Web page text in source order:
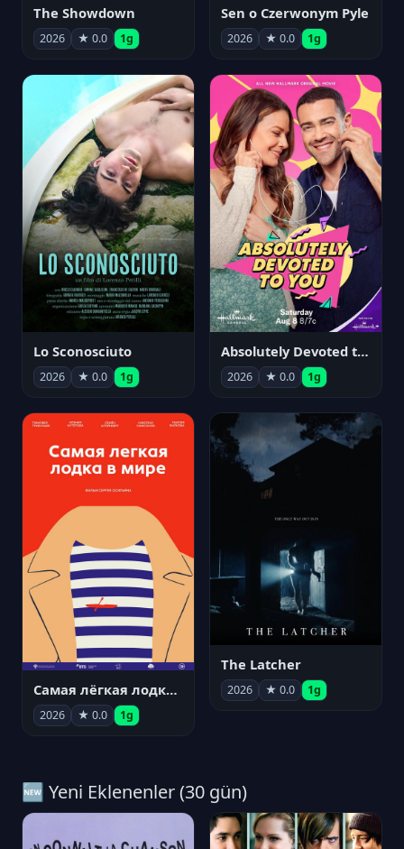
The Showdown
2026 ★ 0.0 1g
Sen o Czerwonym Pyle
2026 ★ 0.0 1g
Lo Sconosciuto
2026 ★ 0.0 1g
Absolutely Devoted to You
2026 ★ 0.0 1g
Самая лёгкая лодка в мире
2026 ★ 0.0 1g
The Latcher
2026 ★ 0.0 1g
🆕 Yeni Eklenenler (30 gün)